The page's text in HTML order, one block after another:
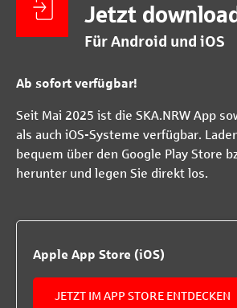
Jetzt
Für Android und iOS
Ab sofort verfügbar!
Seit Mai 2025 ist die SKA.NRW App
als auch iOS-Systeme verfügbar.
bequem über den Google Play Store
herunter und legen Sie direkt los.
Apple App Store (iOS)
JETZT IM APP STORE ENTDECKEN